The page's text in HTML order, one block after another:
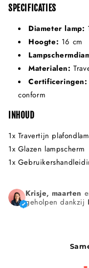
SPECIFICATIES
Diameter lamp:
Hoogte: 16 cm
Materialen:
Certificeringen:
conform
INHOUD
1x Travertijn
1x Glazen lampscherm
1x
Krisje, maarten
geholpen dankzij